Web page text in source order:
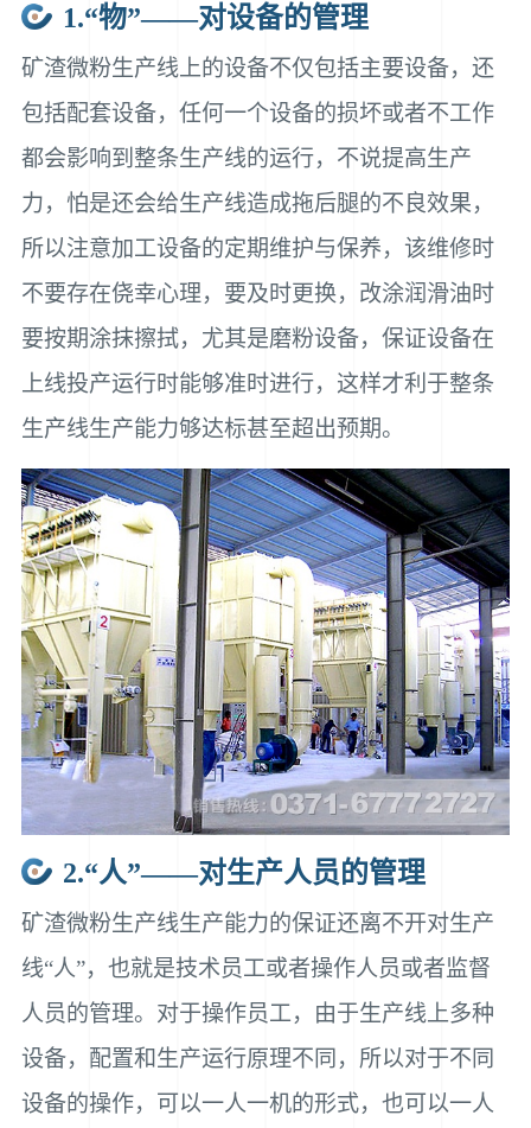
1.“物”——对设备的管理
矿渣微粉生产线上的设备不仅包括主要设备，还
包括配套设备，任何一个设备的损坏或者不工作
都会影响到整条生产线的运行，不说提高生产
力，怕是还会给生产线造成拖后腿的不良效果，
所以注意加工设备的定期维护与保养，该维修时
不要存在侥幸心理，要及时更换，改涂润滑油时
要按期涂抹擦拭，尤其是磨粉设备，保证设备在
上线投产运行时能够准时进行，这样才利于整条
生产线生产能力够达标甚至超出预期。
2.“人”——对生产人员的管理
矿渣微粉生产线生产能力的保证还离不开对生产
线“人”，也就是技术员工或者操作人员或者监督
人员的管理。对于操作员工，由于生产线上多种
设备，配置和生产运行原理不同，所以对于不同
设备的操作，可以一人一机的形式，也可以一人